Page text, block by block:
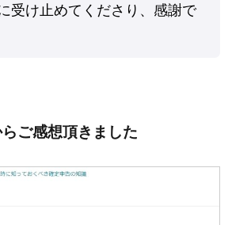
受け止めてくださり、感謝で
ご感想頂きました